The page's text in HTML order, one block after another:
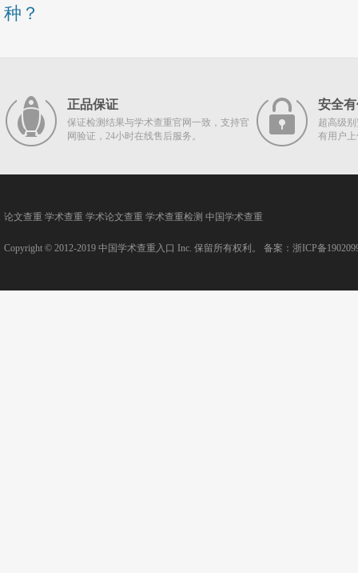
种？
正品保证
保证检测结果与学术查重官网一致，支持官
网验证，24小时在线售后服务。
安全
超高级
有用户
论文查重 学术查重 学术论文查重 学术查重检测 中国学术查重
Copyright © 2012-2019 中国学术查重入口 Inc. 保留所有权利。 备案： 浙ICP备